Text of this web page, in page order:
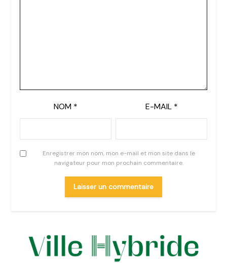
NOM * E-MAIL *
Enregistrer mon nom, mon e-mail et mon site dans le
navigateur pour mon prochain commentaire.